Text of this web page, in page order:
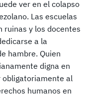
ver en el colapso
Las escuelas
ruinas y los docentes
a la
hambre. Quien
digna en
obligatoriamente al
humanos en